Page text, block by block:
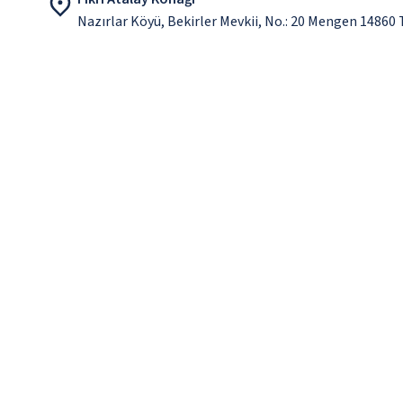
Nazırlar Köyü, Bekirler Mevkii, No.: 20 Mengen 14860